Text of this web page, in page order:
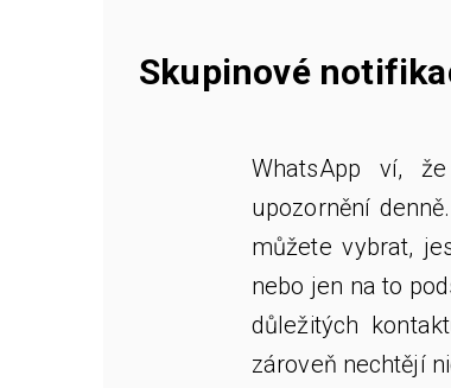
Skupinové
WhatsApp ví,
upozornění
můžete vybrat,
nebo jen na to
důležitých
zároveň nechtějí